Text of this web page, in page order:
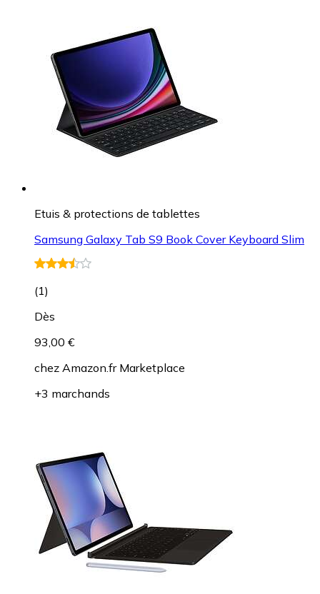
Etuis & protections de tablettes
Samsung Galaxy Tab S9 Book Cover Keyboard Slim
(1)
Dès
93,00 €
chez Amazon.fr Marketplace
+3 marchands